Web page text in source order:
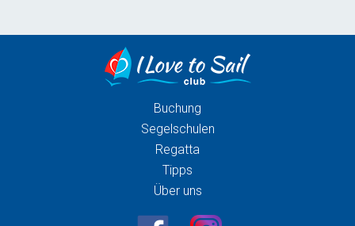
Buchung
Segelschulen
Regatta
Tipps
Über uns